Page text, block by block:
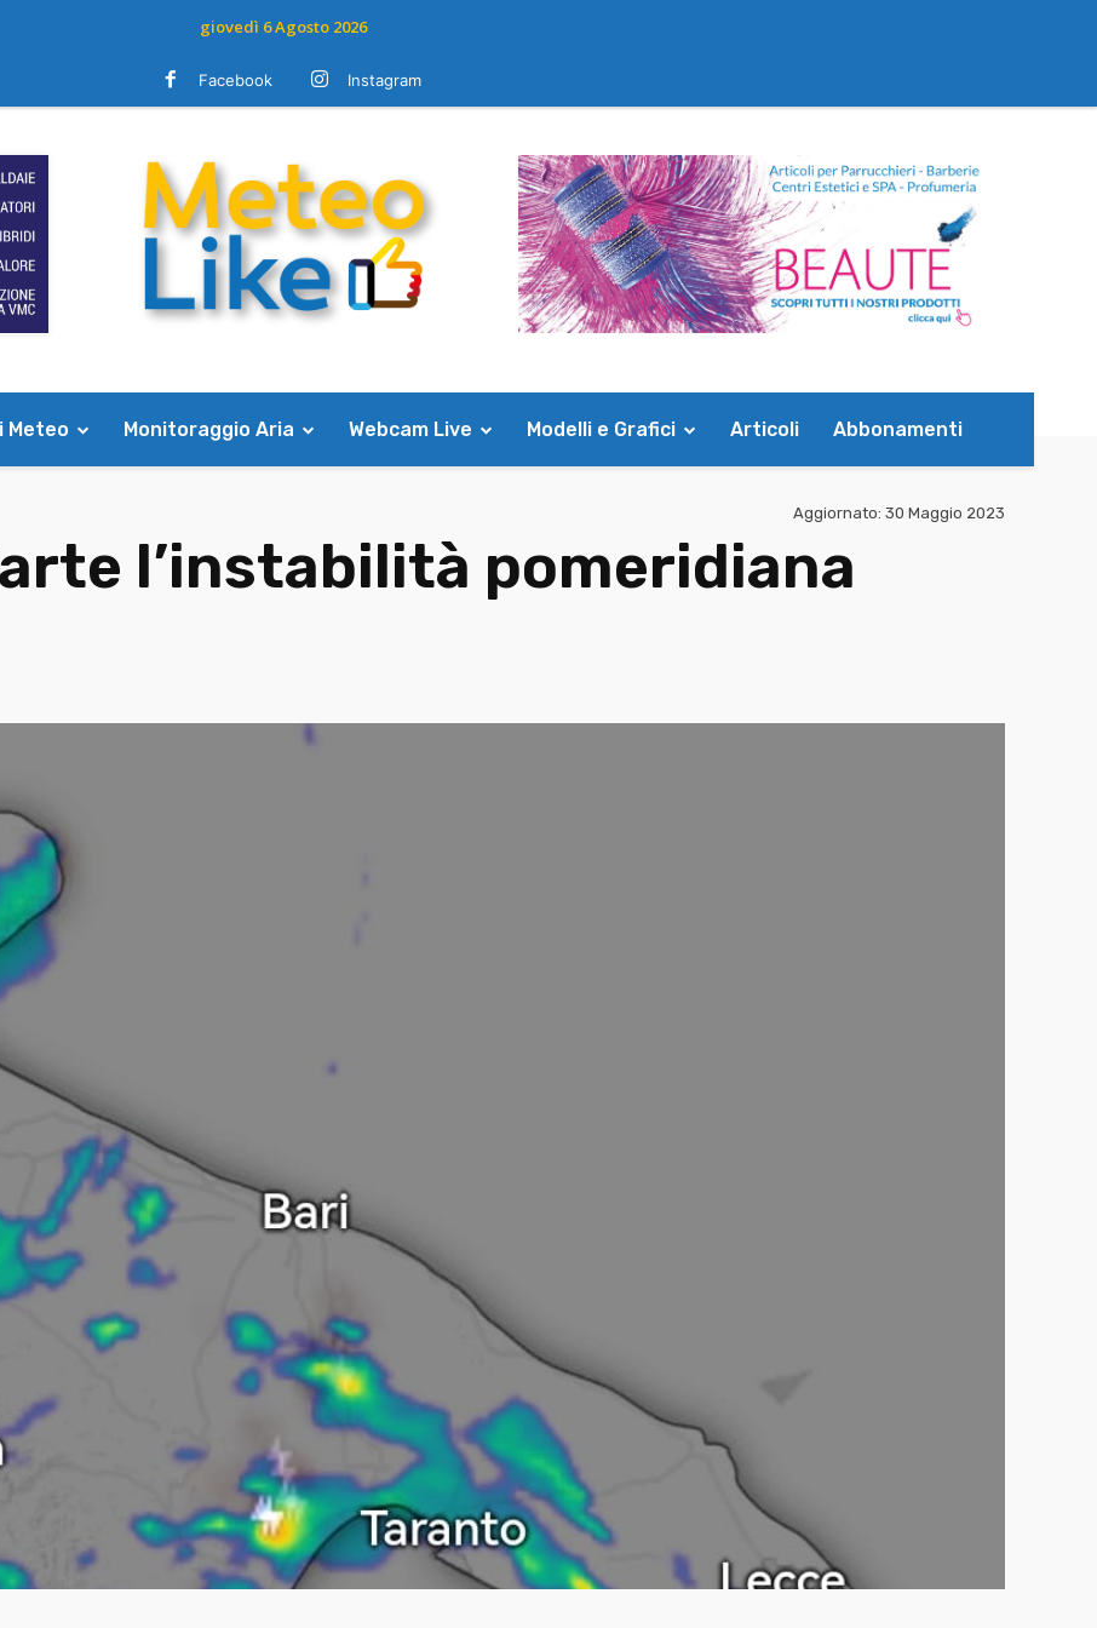
giovedì 6 Agosto 2026
Facebook Instagram
Meteo Monitoraggio Aria Webcam Live Modelli e Grafici Articoli Abbonamenti
Aggiornato: 30 Maggio 2023
l’instabilità pomeridiana